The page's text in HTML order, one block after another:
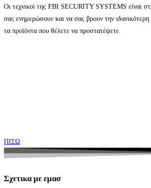
Οι τεχνικοί της FBI SECURITY SYSTEMS είναι
σας ενημερώσουν και να σας βρουν την
τα προϊόντα που θέλετε να προστατέψετε.
ΠΙΣΩ
Σχετικα με εμασ